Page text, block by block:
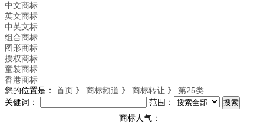
中文商标
英文商标
中英文标
组合商标
图形商标
授权商标
童装商标
香港商标
您的位置是： 首页 》 商标频道 》 商标转让 》 第25类
关健词：
范围：
商标人气：